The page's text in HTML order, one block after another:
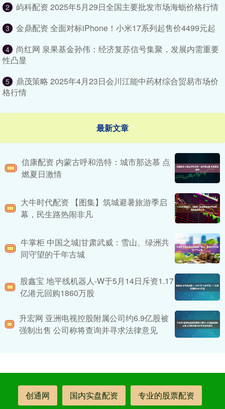
2 屿科配资 2025年5月29日全国主要批发市场海蛎价格行情
3 金鼎配资 ​​全面对标iPhone！小米17系列起售价4499元起
4
尚红网 泉果基金孙伟：经济复苏信号集聚，发展内需重要
性凸显
5
鼎茂策略 2025年4月23日会川江能中药材综合贸易市场价
格行情
最新文章
信康配资 内蒙古呼和浩特：城市那达慕 点
燃夏日激情
大牛时代配资 ​【图集】筑城避暑旅游季启
幕，民生路热闹非凡
牛掌柜 中国之城|甘肃武威：雪山、绿洲共
同守望的千年古城
股鑫宝 地平线机器人-W于5月14日斥资1.17
亿港元回购1860万股
升宏网 亚洲电视控股附属公司约6.9亿股被
强制出售 公司称将查询并寻求法律意见
创通网 国内实盘配资 专业的股票配资